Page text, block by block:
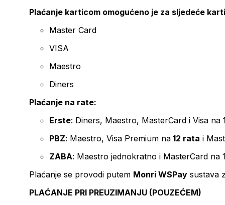
Plaćanje karticom omogućeno je za sljedeće
Master Card
VISA
Maestro
Diners
Plaćanje na rate:
Erste: Diners, Maestro, MasterCard i Visa na
PBZ: Maestro, Visa Premium na 12 rata i
ZABA: Maestro jednokratno i MasterCard na
Plaćanje se provodi putem Monri WSPay sustava
PLAĆANJE PRI PREUZIMANJU (POUZEĆEM)